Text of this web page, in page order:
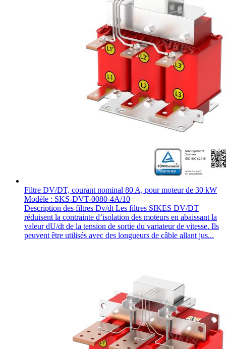
Filtre DV/DT, courant nominal 80 A, pour moteur de 30 kW
Modèle : SKS-DVT-0080-4A/10
Description des filtres Dv/dt Les filtres SIKES DV/DT
réduisent la contrainte d’isolation des moteurs en abaissant la
valeur dU/dt de la tension de sortie du variateur de vitesse. Ils
peuvent être utilisés avec des longueurs de câble allant jus...